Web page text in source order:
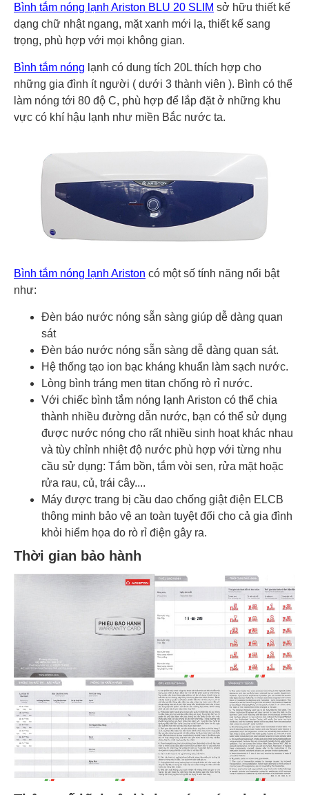
Bình tắm nóng lạnh Ariston BLU 20 SLIM sở hữu thiết kế
dạng chữ nhật ngang, mặt xanh mới lạ, thiết kế sang
trọng, phù hợp với mọi không gian.
Bình tắm nóng lạnh có dung tích 20L thích hợp cho
những gia đình ít người ( dưới 3 thành viên ). Bình có thể
làm nóng tới 80 độ C, phù hợp để lắp đặt ở những khu
vực có khí hậu lạnh như miền Bắc nước ta.
Bình tắm nóng lạnh Ariston có một số tính năng nổi bật
như:
Đèn báo nước nóng sẵn sàng giúp dễ dàng quan
sát
Đèn báo nước nóng sẵn sàng dễ dàng quan sát.
Hệ thống tạo ion bạc kháng khuẩn làm sạch nước.
Lòng bình tráng men titan chống rò rỉ nước.
Với chiếc bình tắm nóng lạnh Ariston có thể chia
thành nhiều đường dẫn nước, bạn có thể sử dụng
được nước nóng cho rất nhiều sinh hoạt khác nhau
và tùy chỉnh nhiệt độ nước phù hợp với từng nhu
cầu sử dụng: Tắm bồn, tắm vòi sen, rửa mặt hoặc
rửa rau, củ, trái cây....
Máy được trang bị cầu dao chống giật điện ELCB
thông minh bảo vệ an toàn tuyệt đối cho cả gia đình
khỏi hiểm họa do rò rỉ điện gây ra.
Thời gian bảo hành